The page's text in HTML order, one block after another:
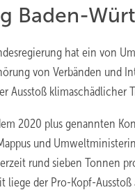
Baden-
hat ein von
von Verbänden und
Ausstoß klimaschädlicher
2020 plus genannten
und
rund sieben Tonnen
liege der Pro-Kopf-